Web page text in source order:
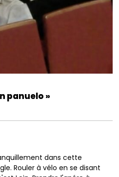
panuelo »
dans cette
Rouler à vélo en se disant